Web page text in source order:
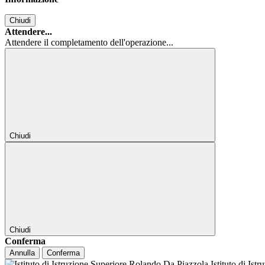
Chiudi
Attendere...
Attendere il completamento dell'operazione...
Chiudi
Chiudi
Conferma
Annulla Conferma